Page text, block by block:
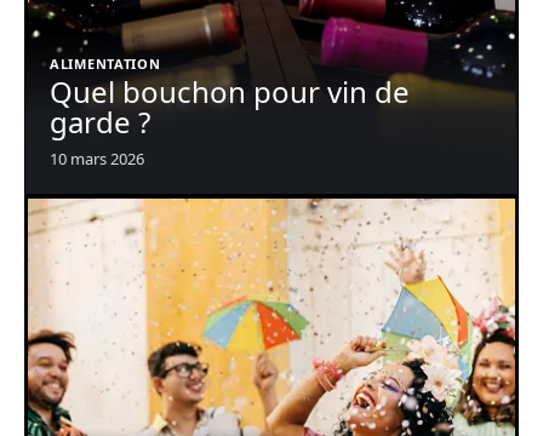
ALIMENTATION
Quel bouchon pour vin de
garde ?
10 mars 2026